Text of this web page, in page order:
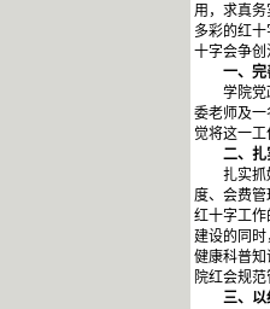
用，求真
多彩的红
十字会争创
一、完善
学院党政
委老师及
觉将这一
二、扎实
扎实抓好
度、会费
红十字工
建设的同
健康科普
院红会规范
三、以纪